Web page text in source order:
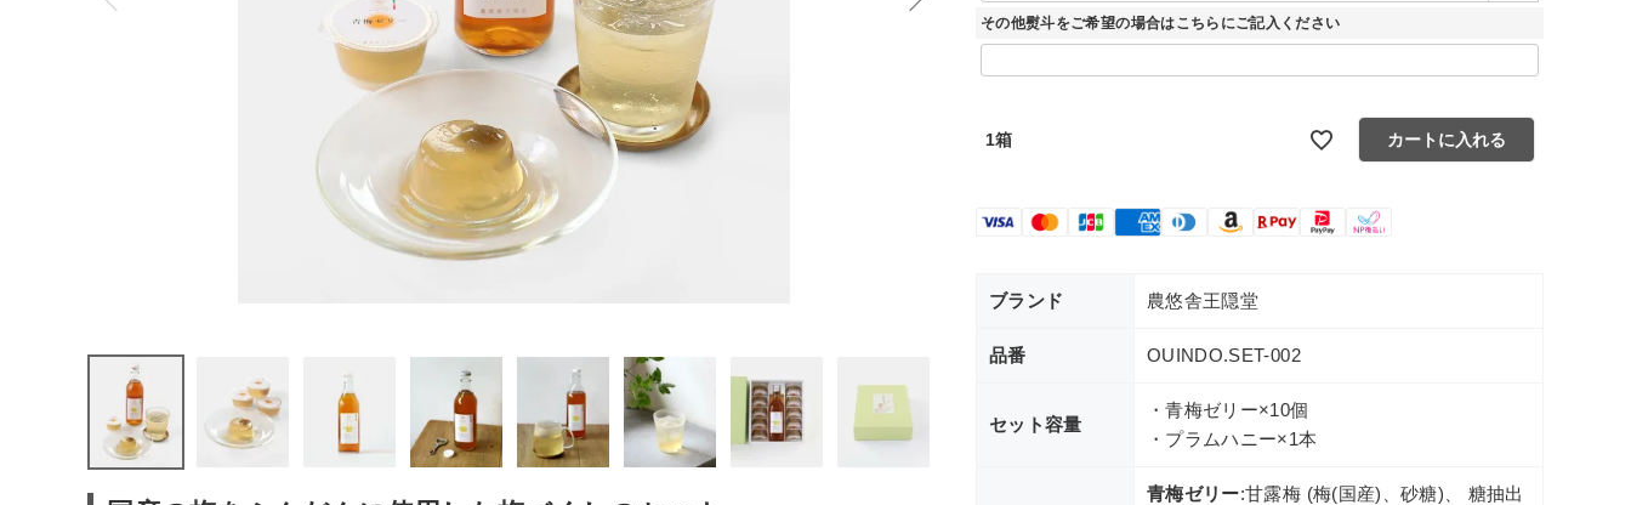
CATEGORY
ナチュラル服
その他熨斗をご希望の場合はこちらにご記入ください
1箱 カートに入れる
ブランド 農悠舎王隠堂
品番 OUINDO.SET-002
セット容量
・青梅ゼリー×10個
・プラムハニー×1本
青梅ゼリー:甘露梅 (梅(国産)、砂糖)、 糖抽出